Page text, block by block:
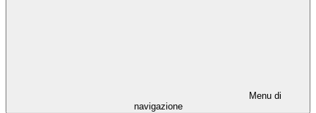
Menu di
navigazione